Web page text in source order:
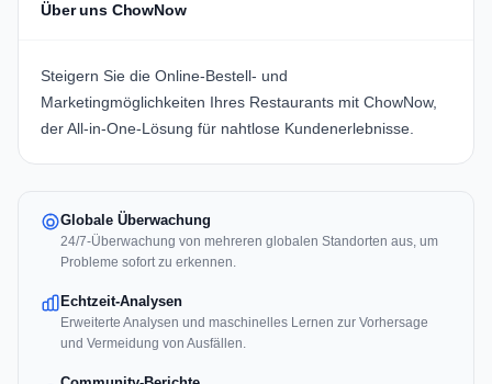
Über uns ChowNow
Steigern Sie die Online-Bestell- und
Marketingmöglichkeiten Ihres Restaurants mit ChowNow,
der All-in-One-Lösung für nahtlose Kundenerlebnisse.
Globale Überwachung
24/7-Überwachung von mehreren globalen Standorten aus, um
Probleme sofort zu erkennen.
Echtzeit-Analysen
Erweiterte Analysen und maschinelles Lernen zur Vorhersage
und Vermeidung von Ausfällen.